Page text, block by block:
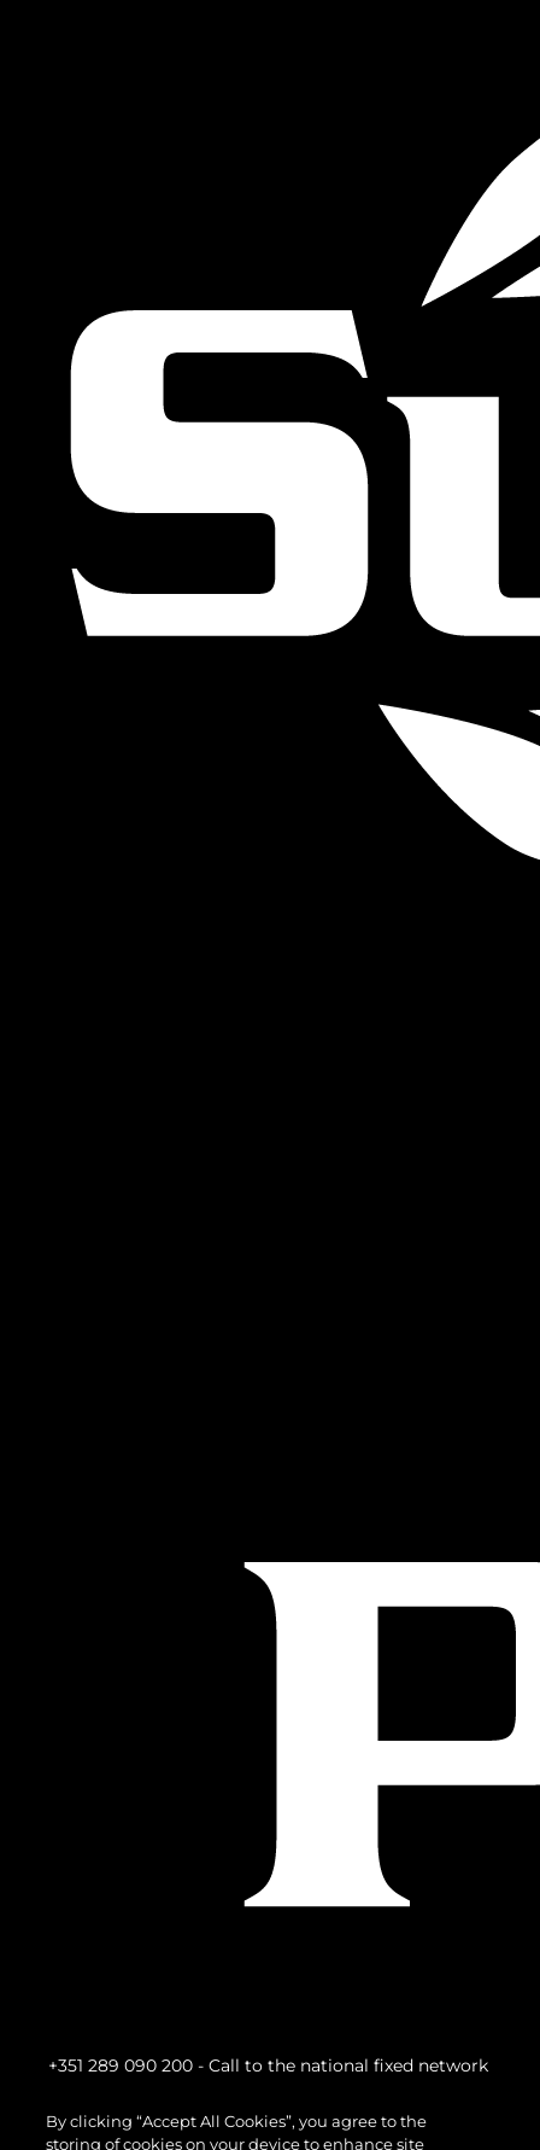
+351 289 090 200 - Call to the national fixed network
By clicking “Accept All Cookies”, you agree to the
storing of cookies on your device to enhance site